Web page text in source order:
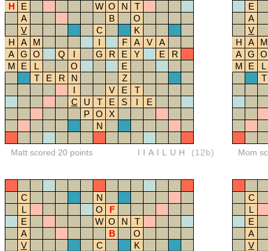
H
E W O N
T
A
B
O
V
C
K
H
A M I F A V
A
A G O Q I G R E Y E
R
M
E L O
E
T
E R N
Z
I
V E
T
C
U T E S I
E
P O
X
N
Matt scored 20 points IIAILUH (12b)
E
A
V
H
A
M
A G O
M
E
L
T
Mom
C
N
L
O
F
E
W O N
T
A
B
O
V
C
K
C
L
E
A
V